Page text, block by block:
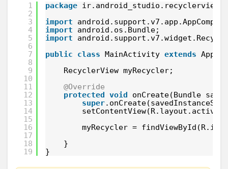
1
2
3
4
5
6
7
8
9
10
11
12
13
14
15
16
17
18
19
package ir.android_studio.recyclerview;
import
import
android.os.Bundle;
import
public
class MainActivity extends
RecyclerView myRecycler;
@Override
protected void
onCreate(Bundle
super
myRecycler =
}
}